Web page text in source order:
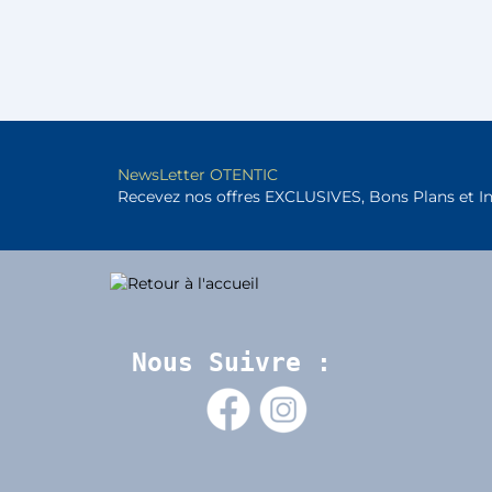
NewsLetter OTENTIC
Recevez nos offres EXCLUSIVES, Bons Plans et
Nous Suivre :